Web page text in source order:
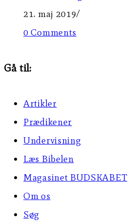
21. maj 2019/
0 Comments
Gå til:
Artikler
Prædikener
Undervisning
Læs Bibelen
Magasinet BUDSKABET
Om os
Søg